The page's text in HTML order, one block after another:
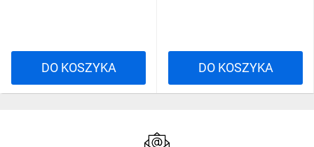
DO KOSZYKA DO KOSZYKA